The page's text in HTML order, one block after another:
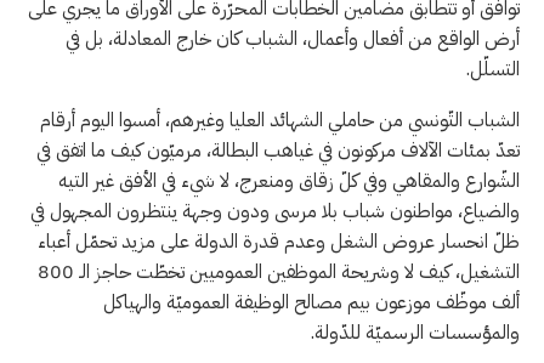
توافق أو تتطابق مضامين الخطابات المحرّرة على الأوراق ما يجري على
أرض الواقع من أفعال وأعمال، الشباب كان خارج المعادلة، بل في
التسلّل.
الشباب التّونسي من حاملي الشهائد العليا وغيرهم، أمسوا اليوم أرقام
تعدّ بمئات الآلاف مركونون في غياهب البطالة، مرميّون كيف ما اتفق في
الشّوارع والمقاهي وفي كلّ زقاق ومنعرج، لا شيء في الأفق غير التيه
والضياع، مواطنون شباب بلا مرسى ودون وجهة ينتظرون المجهول في
ظلّ انحسار عروض الشغل وعدم قدرة الدولة على مزيد تحمّل أعباء
التشغيل، كيف لا وشريحة الموظفين العموميين تخطّت حاجز الـ 800
ألف موظّف موزعون بيم مصالح الوظيفة العموميّة والهياكل
والمؤسسات الرسميّة للدّولة.